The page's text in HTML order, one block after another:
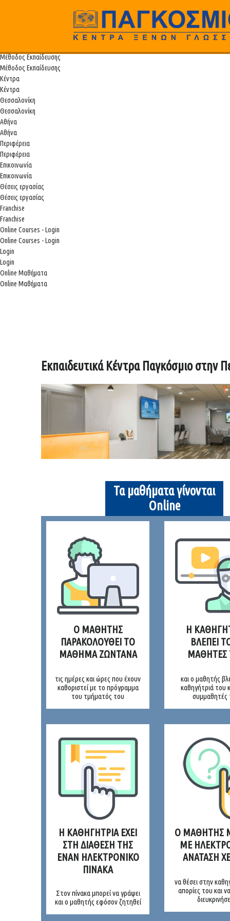
Μέθοδος Εκπαίδευσης
Μέθοδος Εκπαίδευσης
Κέντρα
Κέντρα
Θεσσαλονίκη
Θεσσαλονίκη
Αθήνα
Αθήνα
Περιφέρεια
Περιφέρεια
Επικοινωνία
Επικοινωνία
Θέσεις εργασίας
Θέσεις εργασίας
Franchise
Franchise
Online Courses - Login
Online Courses - Login
Login
Login
Online Μαθήματα
Online Μαθήματα
Εκπαιδευτικά Κέντρα Παγκόσμιο στην
Τα μαθήματα γίνονται
Online
Ο ΜΑΘΗΤΗΣ
ΠΑΡΑΚΟΛΟΥΘΕΙ ΤΟ
ΜΑΘΗΜΑ ΖΩΝΤΑΝΑ
τις ημέρες και ώρες που έχουν
καθοριστεί με το πρόγραμμα
του τμήματός του
Η
ΒΛΕΠΕΙ
ΜΑΘΗΤΕΣ
και ο μαθητής
καθηγήτριά του
συμμαθητές
Η ΚΑΘΗΓΗΤΡΙΑ ΕΧΕΙ
ΣΤΗ ΔΙΑΘΕΣΗ ΤΗΣ
ΕΝΑΝ ΗΛΕΚΤΡΟΝΙΚΟ
ΠΙΝΑΚΑ
Στον πίνακα μπορεί να γράψει
και ο μαθητής εφόσον ζητηθεί
Ο ΜΑΘΗΤΗΣ
ΜΕ
ΑΝΑΤΑΣΗ
να θέσει στην
απορίες του και